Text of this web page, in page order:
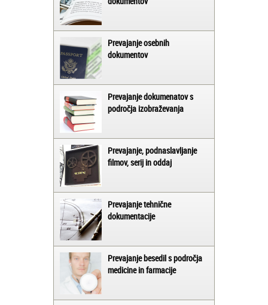
Prevajanje osebnih
dokumentov
Prevajanje dokumenatov s
področja izobraževanja
Prevajanje, podnaslavljanje
filmov, serij in oddaj
Prevajanje tehnične
dokumentacije
Prevajanje besedil s področja
medicine in farmacije